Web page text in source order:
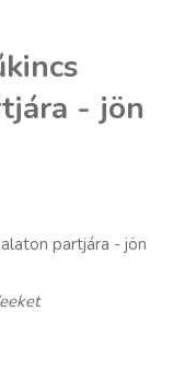
- jön